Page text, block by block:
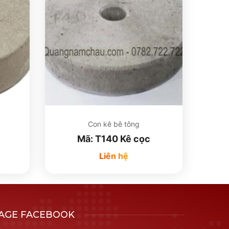
Con kê bê tông
Mã: T140 Kê cọc
Liên hệ
FACEBOOK